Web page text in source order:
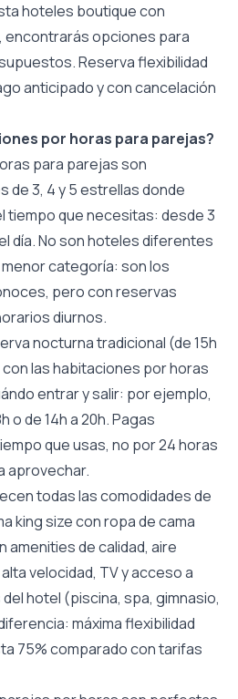
hoteles boutique con
opciones para
Reserva flexibilidad
anticipado y con cancelación
por horas para parejas?
para parejas son
de 3, 4 y 5 estrellas donde
tiempo que necesitas: desde 3
día. No son hoteles diferentes
categoría: son los
pero con reservas
diurnos.
nocturna tradicional (de 15h
con las habitaciones por horas
entrar y salir: por ejemplo,
o de 14h a 20h. Pagas
que usas, no por 24 horas
aprovechar.
todas las comodidades de
king size con ropa de cama
amenities de calidad, aire
velocidad, TV y acceso a
hotel (piscina, spa, gimnasio,
máxima flexibilidad
75% comparado con tarifas